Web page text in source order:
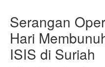
Serangan
Hari
ISIS di Suriah